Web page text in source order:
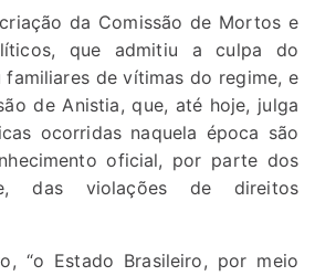
da Comissão de Mortos e
que admitiu a culpa do
familiares de vítimas do regime, e
de Anistia, que, até hoje, julga
ocorridas naquela época são
oficial, por parte dos
das violações de direitos
“o Estado Brasileiro, por meio